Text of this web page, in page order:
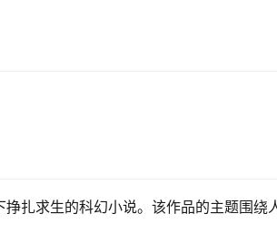
扎求生的科幻小说。该作品的主题围绕